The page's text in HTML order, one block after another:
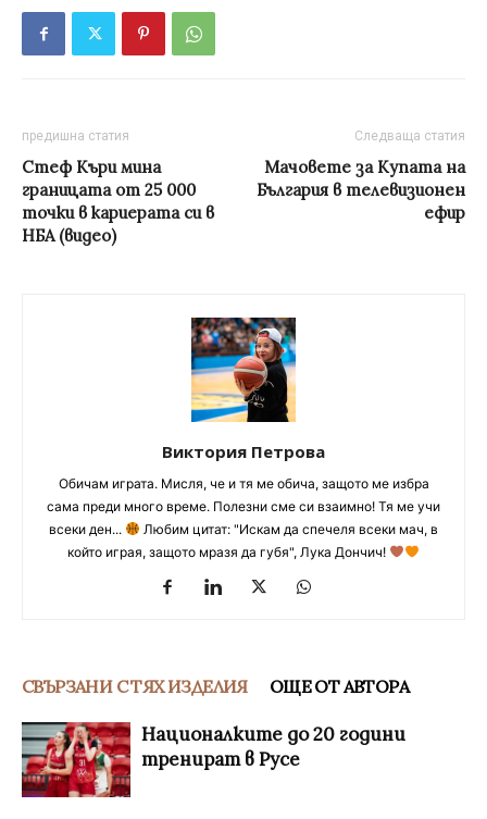
предишна статия
Стеф Къри мина
границата от 25 000
точки в кариерата си в
НБА (видео)
Следваща статия
Мачовете за Купата на
България в телевизионен
ефир
Виктория Петрова
Обичам играта. Мисля, че и тя ме обича, защото ме избра
сама преди много време. Полезни сме си взаимно! Тя ме учи
всеки ден...
Любим цитат: "Искам да спечеля всеки мач, в
който играя, защото мразя да губя", Лука Дончич!
СВЪРЗАНИ С ТЯХ ИЗДЕЛИЯ ОЩЕ ОТ АВТОРА
Националките до 20 години
тренират в Русе